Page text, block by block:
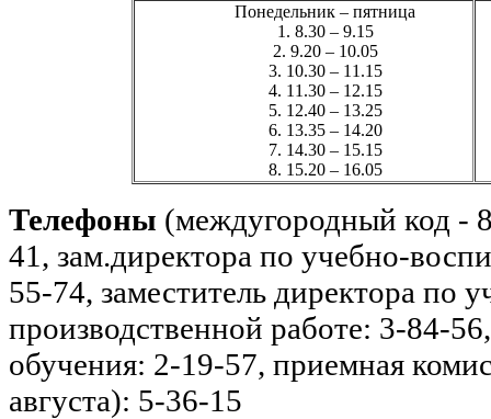
Понедельник – пятница
1. 8.30 – 9.15
2. 9.20 – 10.05
3. 10.30 – 11.15
4. 11.30 – 12.15
5. 12.40 – 13.25
6. 13.35 – 14.20
7. 14.30 – 15.15
8. 15.20 – 16.05
Телефоны (междугородный код -
41, зам.директора по учебно-
55-74, заместитель директора по
производственной работе: 3-84-
обучения: 2-19-57, приемная
августа): 5-36-15